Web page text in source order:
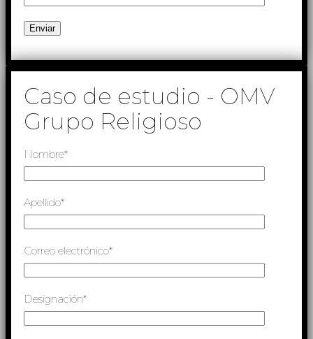
Caso de estudio - OMV
Grupo Religioso
Nombre*
Apellido*
Correo electrónico*
Designación*